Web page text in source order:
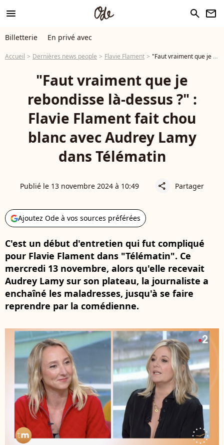
menu search newsletter
Billetterie En privé avec
Accueil Dernières news people Flavie Flament "Faut vraiment que je rebondisse là-dessus ?" : Flavie Flament fait chou blanc avec Audrey Lamy dans Télématin
"Faut vraiment que je
rebondisse là-dessus ?" :
Flavie Flament fait chou
blanc avec Audrey Lamy
dans Télématin
Publié le 13 novembre 2024 à 10:49 share Partager
Ajoutez Ode à vos sources préférées
C'est un début d'entretien qui fut compliqué
pour Flavie Flament dans "Télématin". Ce
mercredi 13 novembre, alors qu'elle recevait
Audrey Lamy sur son plateau, la journaliste a
enchaîné les maladresses, jusqu'à se faire
reprendre par la comédienne.